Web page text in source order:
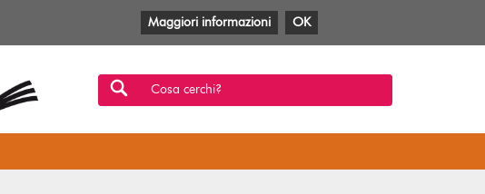
Facebook
TwitterYouTube
Anobii
SBTMlol
Cosa cerchi?
Maggiori informazioni OK